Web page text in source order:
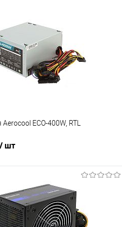
ECO-400W, RTL
/ шт
В корзину
Сравнение